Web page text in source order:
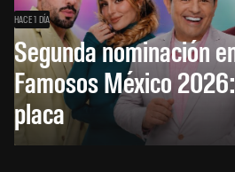
HACE 1 DÍA
Segunda nominación
Famosos México
placa